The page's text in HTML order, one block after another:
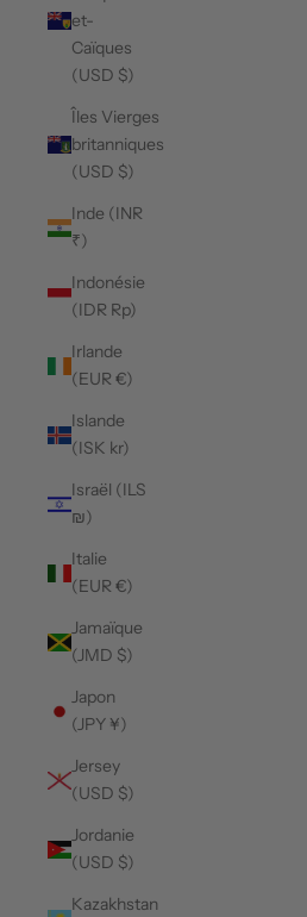
et-
Caïques
(USD $)
Îles Vierges
britanniques
(USD $)
Inde (INR
₹)
Indonésie
(IDR Rp)
Irlande
(EUR €)
Islande
(ISK kr)
Israël (ILS
₪)
Italie
(EUR €)
Jamaïque
(JMD $)
Japon
(JPY ¥)
Jersey
(USD $)
Jordanie
(USD $)
Kazakhstan